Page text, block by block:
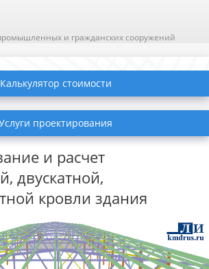
и гражданских сооружений
Калькулятор стоимости
проектирования
и расчет
двускатной,
кровли здания